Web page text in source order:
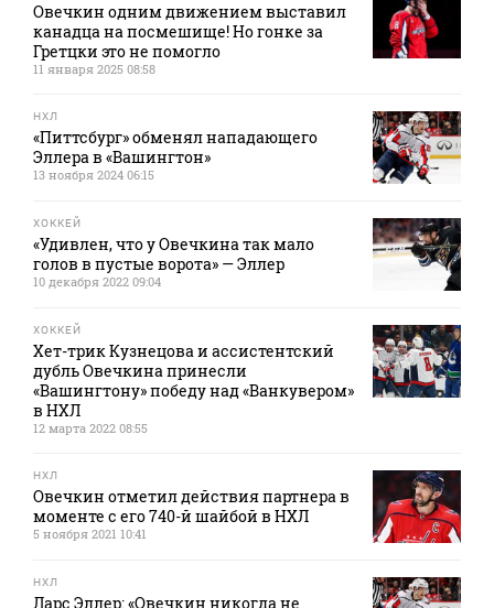
Овечкин одним движением выставил
канадца на посмешище! Но гонке за
Гретцки это не помогло
11 января 2025 08:58
НХЛ
«Питтсбург» обменял нападающего
Эллера в «Вашингтон»
13 ноября 2024 06:15
ХОККЕЙ
«Удивлен, что у Овечкина так мало
голов в пустые ворота» — Эллер
10 декабря 2022 09:04
ХОККЕЙ
Хет-трик Кузнецова и ассистентский
дубль Овечкина принесли
«Вашингтону» победу над «Ванкувером»
в НХЛ
12 марта 2022 08:55
НХЛ
Овечкин отметил действия партнера в
моменте с его 740-й шайбой в НХЛ
5 ноября 2021 10:41
НХЛ
Ларс Эллер: «Овечкин никогда не